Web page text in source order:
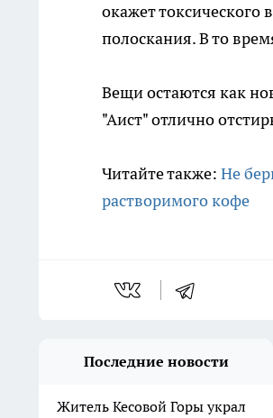
окажет токсического
полоскания. В то
Вещи остаются как
"Аист" отлично
Читайте также: Не
растворимого кофе
Последние новости
Житель Кесовой Горы украл